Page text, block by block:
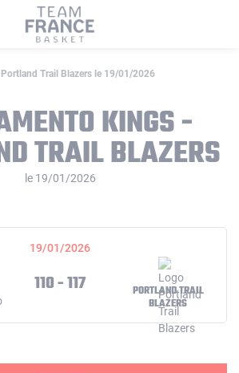
Trail Blazers le 19/01/2026
KINGS -
TRAIL BLAZERS
le 19/01/2026
19/01/2026
110 - 117
PORTLAND TRAIL
BLAZERS
cookies